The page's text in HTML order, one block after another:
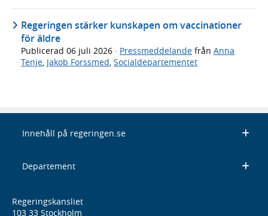
Regeringen stärker kunskapen om vaccinationer
för äldre
Publicerad 06 juli 2026 · Pressmeddelande från Anna
Tenje Jakob Forssmed Socialdepartementet
Innehåll på regeringen.se
Departement
Regeringskansliet
103 33 Stockholm